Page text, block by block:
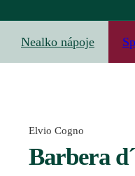
Nealko nápoje
Elvio Cogno
Barbera